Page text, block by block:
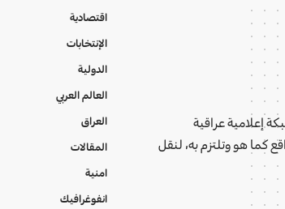
إعلامية عراقية
كما هو وتلتزم به، لنقل
اقتصادية
الإنتخابات
الدولية
العالم العربي
العراق
المقالات
امنية
انفوغرافيك